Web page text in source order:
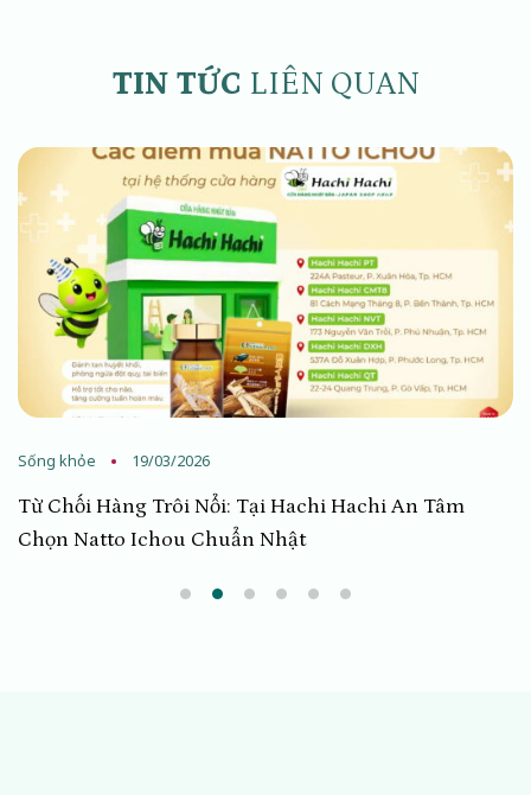
TIN TỨC LIÊN QUAN
Sống khỏe 19/03/2026
Từ Chối Hàng Trôi Nổi: Tại Hachi Hachi An Tâm
Chọn Natto Ichou Chuẩn Nhật